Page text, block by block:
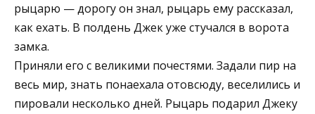
рыцарю — дорогу он знал, рыцарь ему рассказал,
как ехать. В полдень Джек уже стучался в ворота
замка.
Приняли его с великими почестями. Задали пир на
весь мир, знать понаехала отовсюду, веселились и
пировали несколько дней. Рыцарь подарил Джеку